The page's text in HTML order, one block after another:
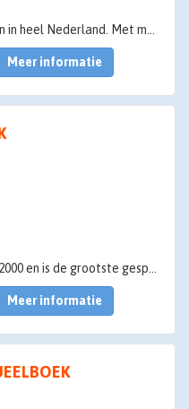
Meer informatie
Meer informatie